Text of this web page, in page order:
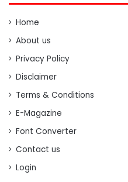
Home
About us
Privacy Policy
Disclaimer
Terms & Conditions
E-Magazine
Font Converter
Contact us
Login